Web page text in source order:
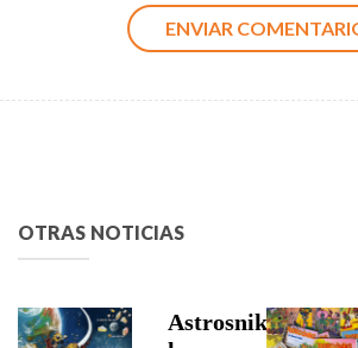
OTRAS NOTICIAS
Astrosniks,